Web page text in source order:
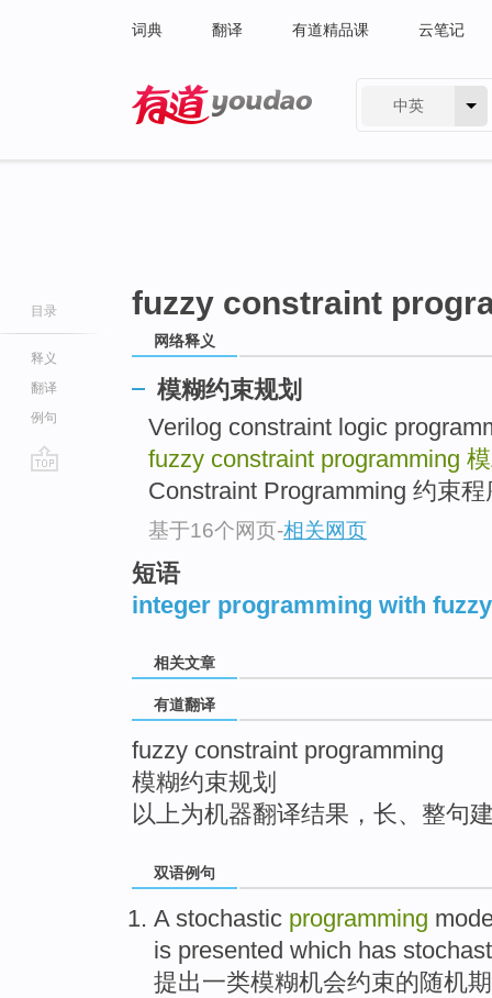
词典 翻译 有道精品课 云笔记
中英
目录
释义
翻译
例句
fuzzy constraint
网络释义
模糊约束规划
Verilog constraint logic
fuzzy constraint programming
Constraint Programming 约束
基于16个网页-相关网页
短语
integer programming with
相关文章
有道翻译
fuzzy constraint programming
模糊约束规划
以上为机器翻译结果，长、整句
双语例句
A stochastic programming
is presented which has
提出一类模糊机会约束的随机